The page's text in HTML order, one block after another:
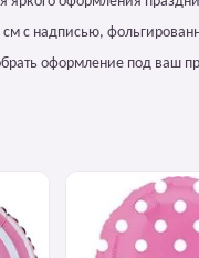
с надписью,
оформление под ваш